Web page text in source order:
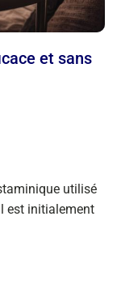
utilisé
est initialement